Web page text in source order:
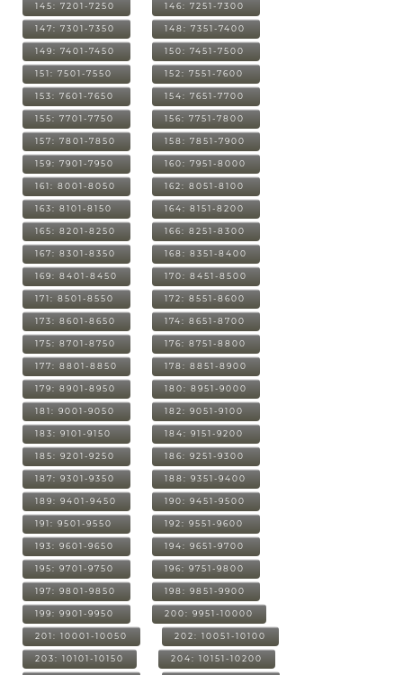
145: 7201-7250 146: 7251-7300
147: 7301-7350 148: 7351-7400
149: 7401-7450 150: 7451-7500
151: 7501-7550 152: 7551-7600
153: 7601-7650 154: 7651-7700
155: 7701-7750 156: 7751-7800
157: 7801-7850 158: 7851-7900
159: 7901-7950 160: 7951-8000
161: 8001-8050 162: 8051-8100
163: 8101-8150 164: 8151-8200
165: 8201-8250 166: 8251-8300
167: 8301-8350 168: 8351-8400
169: 8401-8450 170: 8451-8500
171: 8501-8550 172: 8551-8600
173: 8601-8650 174: 8651-8700
175: 8701-8750 176: 8751-8800
177: 8801-8850 178: 8851-8900
179: 8901-8950 180: 8951-9000
181: 9001-9050 182: 9051-9100
183: 9101-9150 184: 9151-9200
185: 9201-9250 186: 9251-9300
187: 9301-9350 188: 9351-9400
189: 9401-9450 190: 9451-9500
191: 9501-9550 192: 9551-9600
193: 9601-9650 194: 9651-9700
195: 9701-9750 196: 9751-9800
197: 9801-9850 198: 9851-9900
199: 9901-9950 200: 9951-10000
201: 10001-10050 202: 10051-10100
203: 10101-10150 204: 10151-10200